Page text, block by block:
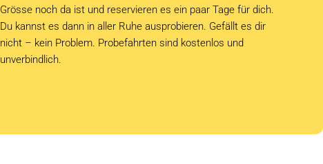
Grösse noch da ist und reservieren es ein paar Tage für dich.
Du kannst es dann in aller Ruhe ausprobieren. Gefällt es dir
nicht – kein Problem. Probefahrten sind kostenlos und
unverbindlich.